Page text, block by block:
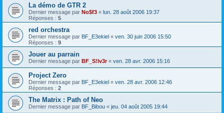
La démo de GTR 2
Dernier message par No$f3 « lun. 28 août 2006 19:37
Réponses : 5
red orchestra
Dernier message par BF_E3ekiel « ven. 30 juin 2006 15:50
Réponses : 9
Jouer au parrain
Dernier message par BF_S!lv3r« ven. 28 avr. 2006 15:16
Project Zero
Dernier message par BF_E3ekiel « ven. 28 avr. 2006 12:46
Réponses : 2
The Matrix : Path of Neo
Dernier message par BF_Bibou « jeu. 04 août 2005 19:44